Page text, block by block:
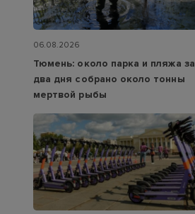
06.08.2026
Тюмень: около парка и пляжа за
два дня собрано около тонны
мертвой рыбы